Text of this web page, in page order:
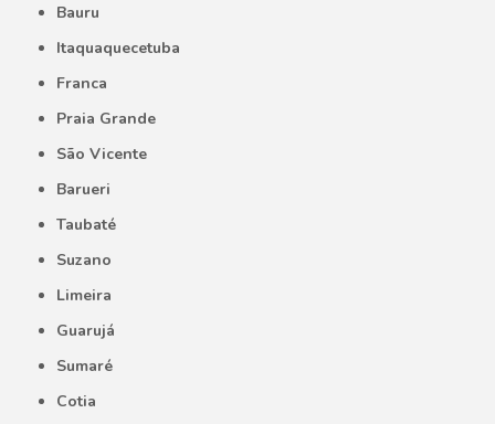
Bauru
Itaquaquecetuba
Franca
Praia Grande
São Vicente
Barueri
Taubaté
Suzano
Limeira
Guarujá
Sumaré
Cotia